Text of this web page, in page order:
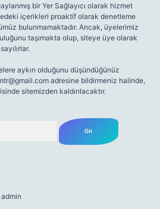
bir Yer Sağlayıcı olarak hizmet
içerikleri proaktif olarak denetleme
bulunmamaktadır. Ancak, üyelerimiz
taşımakta olup, siteye üye olarak
aykırı olduğunu düşündüğünüz
adresine bildirmeniz halinde,
sitemizden kaldırılacaktır.
admin